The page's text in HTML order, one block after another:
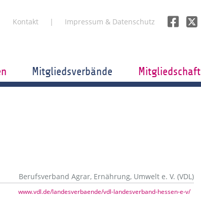
Kontakt Impressum & Datenschutz
Mitgliedsverbände Mitgliedschaft
Berufsverband Agrar, Ernährung, Umwelt e. V. (VDL)
www.vdl.de/landesverbaende/vdl-landesverband-hessen-e-v/